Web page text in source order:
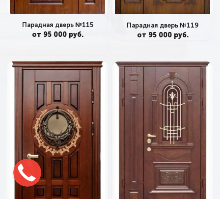
Парадная дверь №115
от 95 000 руб.
Парадная дверь №119
от 95 000 руб.